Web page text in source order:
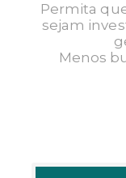
Permita
sejam
Menos